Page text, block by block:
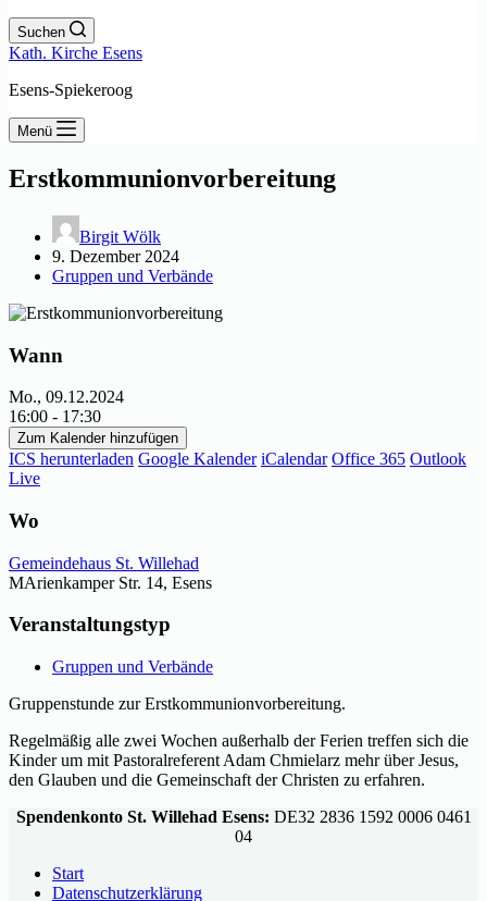
Suchen
Kath. Kirche Esens
Esens-Spiekeroog
Menü
Erstkommunionvorbereitung
Birgit Wölk
9. Dezember 2024
Gruppen und Verbände
Wann
Mo., 09.12.2024
16:00 - 17:30
Zum Kalender hinzufügen
ICS herunterladen Google Kalender iCalendar Office 365 Outlook
Live
Wo
Gemeindehaus St. Willehad
MArienkamper Str. 14, Esens
Veranstaltungstyp
Gruppen und Verbände
Gruppenstunde zur Erstkommunionvorbereitung.
Regelmäßig alle zwei Wochen außerhalb der Ferien treffen sich die
Kinder um mit Pastoralreferent Adam Chmielarz mehr über Jesus,
den Glauben und die Gemeinschaft der Christen zu erfahren.
Spendenkonto St. Willehad Esens: DE32 2836 1592 0006 0461
04
Start
Datenschutzerklärung